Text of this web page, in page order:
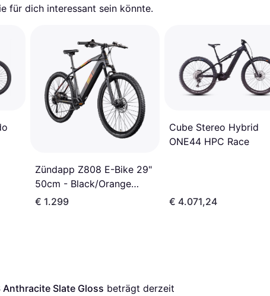
für dich interessant sein könnte.
Zündapp Z808 E-Bike 29"
50cm - Black/Orange
Unisex
€ 1.299
Cube Stereo Hybrid
ONE44 HPC Race
€ 4.071,24
Slate Gloss